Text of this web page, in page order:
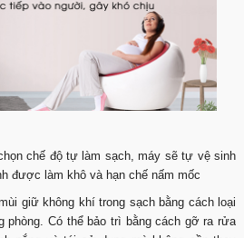
chế độ tự làm sạch, máy sẽ tự vệ sinh
được làm khô và hạn chế nấm mốc
giữ không khí trong sạch bằng cách loại
phòng. Có thể bảo trì bằng cách gỡ ra rửa